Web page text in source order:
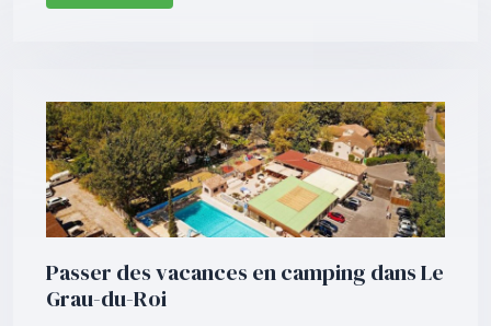
Passer des vacances en camping dans Le
Grau-du-Roi